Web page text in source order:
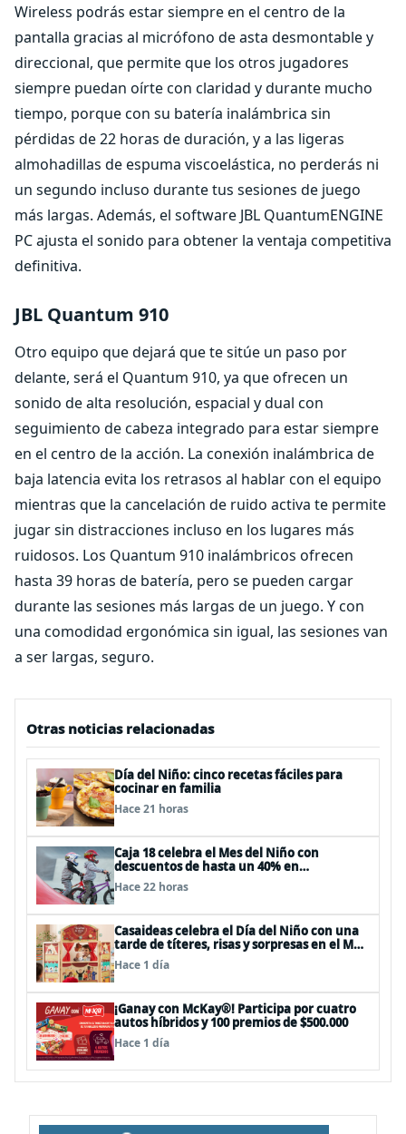
Wireless podrás estar siempre en el centro de la
pantalla gracias al micrófono de asta desmontable y
direccional, que permite que los otros jugadores
siempre puedan oírte con claridad y durante mucho
tiempo, porque con su batería inalámbrica sin
pérdidas de 22 horas de duración, y a las ligeras
almohadillas de espuma viscoelástica, no perderás ni
un segundo incluso durante tus sesiones de juego
más largas. Además, el software JBL QuantumENGINE
PC ajusta el sonido para obtener la ventaja competitiva
definitiva.
JBL Quantum 910
Otro equipo que dejará que te sitúe un paso por
delante, será el Quantum 910, ya que ofrecen un
sonido de alta resolución, espacial y dual con
seguimiento de cabeza integrado para estar siempre
en el centro de la acción. La conexión inalámbrica de
baja latencia evita los retrasos al hablar con el equipo
mientras que la cancelación de ruido activa te permite
jugar sin distracciones incluso en los lugares más
ruidosos. Los Quantum 910 inalámbricos ofrecen
hasta 39 horas de batería, pero se pueden cargar
durante las sesiones más largas de un juego. Y con
una comodidad ergonómica sin igual, las sesiones van
a ser largas, seguro.
Otras noticias relacionadas
Día del Niño: cinco recetas fáciles para
cocinar en familia
Hace 21 horas
Caja 18 celebra el Mes del Niño con
descuentos de hasta un 40% en
panoramas, cine, shows y streaming
Hace 22 horas
Casaideas celebra el Día del Niño con una
tarde de títeres, risas y sorpresas en el Mall
Plaza Vespucio
Hace 1 día
¡Ganay con McKay®! Participa por cuatro
autos híbridos y 100 premios de $500.000
Hace 1 día